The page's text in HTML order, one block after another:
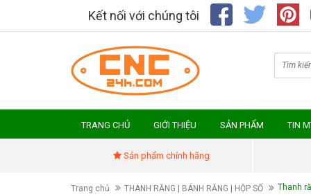
Kết nối với chúng tôi
TRANG CHỦ GIỚI THIỆU SẢN PHẨM TIN
Sản phẩm chính hãng
Trang chủ THANH RĂNG | BÁNH RĂNG | HỘP SỐ Thanh